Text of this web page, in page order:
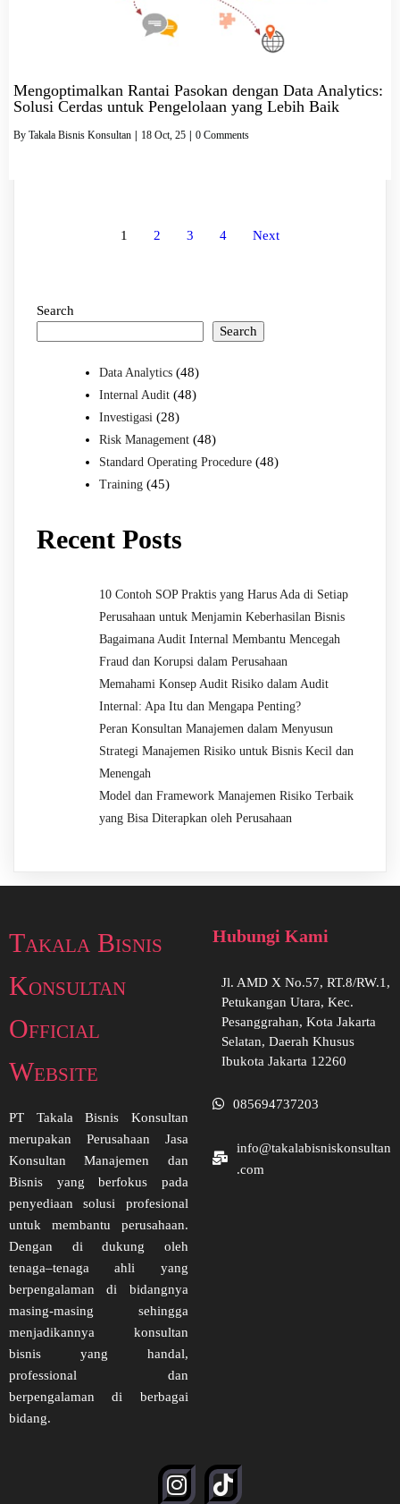
Mengoptimalkan Rantai Pasokan dengan Data Analytics:
Solusi Cerdas untuk Pengelolaan yang Lebih Baik
By Takala Bisnis Konsultan | 18 Oct, 25 | 0 Comments
1 2 3 4 Next
Search
Search
Data Analytics (48)
Internal Audit (48)
Investigasi (28)
Risk Management (48)
Standard Operating Procedure (48)
Training (45)
Recent Posts
10 Contoh SOP Praktis yang Harus Ada di Setiap
Perusahaan untuk Menjamin Keberhasilan Bisnis
Bagaimana Audit Internal Membantu Mencegah
Fraud dan Korupsi dalam Perusahaan
Memahami Konsep Audit Risiko dalam Audit
Internal: Apa Itu dan Mengapa Penting?
Peran Konsultan Manajemen dalam Menyusun
Strategi Manajemen Risiko untuk Bisnis Kecil dan
Menengah
Model dan Framework Manajemen Risiko Terbaik
yang Bisa Diterapkan oleh Perusahaan
Takala Bisnis
Konsultan
Official
Website
PT Takala Bisnis Konsultan
merupakan Perusahaan Jasa
Konsultan Manajemen dan
Bisnis yang berfokus pada
penyediaan solusi profesional
untuk membantu perusahaan.
Dengan di dukung oleh
tenaga–tenaga ahli yang
berpengalaman di bidangnya
masing-masing sehingga
menjadikannya konsultan
bisnis yang handal,
professional dan
berpengalaman di berbagai
bidang.
Hubungi Kami
Jl. AMD X No.57, RT.8/RW.1,
Petukangan Utara, Kec.
Pesanggrahan, Kota Jakarta
Selatan, Daerah Khusus
Ibukota Jakarta 12260
085694737203
info@takalabisniskonsultan
.com